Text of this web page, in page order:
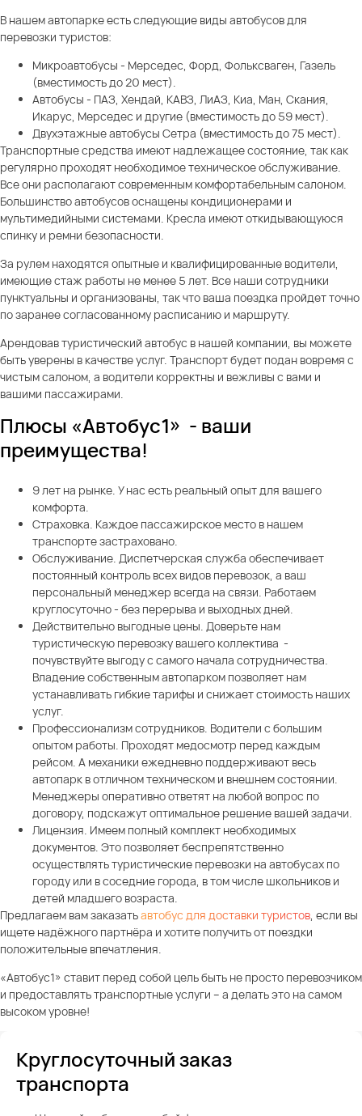
В нашем автопарке есть следующие виды автобусов для
перевозки туристов:
Микроавтобусы - Мерседес, Форд, Фольксваген, Газель
(вместимость до 20 мест).
Автобусы - ПАЗ, Хендай, КАВЗ, ЛиАЗ, Киа, Ман, Скания,
Икарус, Мерседес и другие (вместимость до 59 мест).
Двухэтажные автобусы Сетра (вместимость до 75 мест).
Транспортные средства имеют надлежащее состояние, так как
регулярно проходят необходимое техническое обслуживание.
Все они располагают современным комфортабельным салоном.
Большинство автобусов оснащены кондиционерами и
мультимедийными системами. Кресла имеют откидывающуюся
спинку и ремни безопасности.
За рулем находятся опытные и квалифицированные водители,
имеющие стаж работы не менее 5 лет. Все наши сотрудники
пунктуальны и организованы, так что ваша поездка пройдет точно
по заранее согласованному расписанию и маршруту.
Арендовав туристический автобус в нашей компании, вы можете
быть уверены в качестве услуг. Транспорт будет подан вовремя с
чистым салоном, а водители корректны и вежливы с вами и
вашими пассажирами.
Плюсы «Автобус1» - ваши
преимущества!
9 лет на рынке. У нас есть реальный опыт для вашего
комфорта.
Страховка. Каждое пассажирское место в нашем
транспорте застраховано.
Обслуживание. Диспетчерская служба обеспечивает
постоянный контроль всех видов перевозок, а ваш
персональный менеджер всегда на связи. Работаем
круглосуточно - без перерыва и выходных дней.
Действительно выгодные цены. Доверьте нам
туристическую перевозку вашего коллектива -
почувствуйте выгоду с самого начала сотрудничества.
Владение собственным автопарком позволяет нам
устанавливать гибкие тарифы и снижает стоимость наших
услуг.
Профессионализм сотрудников. Водители с большим
опытом работы. Проходят медосмотр перед каждым
рейсом. А механики ежедневно поддерживают весь
автопарк в отличном техническом и внешнем состоянии.
Менеджеры оперативно ответят на любой вопрос по
договору, подскажут оптимальное решение вашей задачи.
Лицензия. Имеем полный комплект необходимых
документов. Это позволяет беспрепятственно
осуществлять туристические перевозки на автобусах по
городу или в соседние города, в том числе школьников и
детей младшего возраста.
Предлагаем вам заказатьавтобус для доставки туристов , если вы
ищете надёжного партнёра и хотите получить от поездки
положительные впечатления.
«Автобус1» ставит перед собой цель быть не просто перевозчиком
и предоставлять транспортные услуги – а делать это на самом
высоком уровне!
Круглосуточный заказ
транспорта